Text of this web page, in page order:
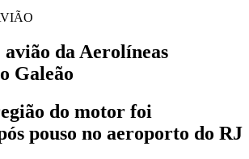
da Aerolíneas
Galeão
do motor foi
pouso no aeroporto do RJ